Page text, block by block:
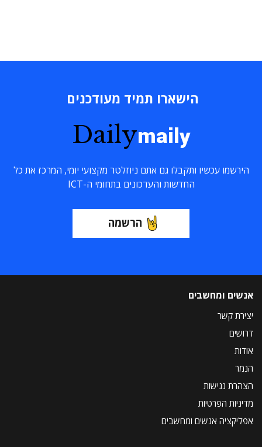
הישארו תמיד מעודכנים
Dailymaily
הירשמו עכשיו ותקבלו גם אתם ניוזלטר מקצועי יומי, המרכז את כל
החדשות והעדכונים בתחומי ה-ICT
הרשמה
אנשים ומחשבים
יצירת קשר
דרושים
אודות
הנמר
הצהרת נגישות
מדיניות הפרטיות
אפליקציה אנשים ומחשבים